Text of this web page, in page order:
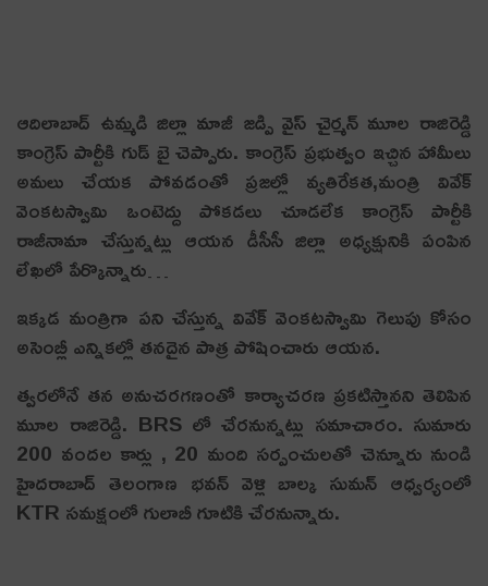
ఆదిలాబాద్ ఉమ్మడి జిల్లా మాజీ జడ్పి వైస్ చైర్మన్ మూల రాజిరెడ్డి
కాంగ్రెస్ పార్టీకి గుడ్ బై చెప్పారు. కాంగ్రెస్ ప్రభుత్వం ఇచ్చిన హామీలు
అమలు చేయక పోవడంతో ప్రజల్లో వ్యతిరేకత,మంత్రి వివేక్
వెంకటస్వామి ఒంటెద్దు పోకడలు చూడలేక కాంగ్రెస్ పార్టీకి
రాజీనామా చేస్తున్నట్లు ఆయన డీసీసీ జిల్లా అధ్యక్షునికి పంపిన
లేఖలో పేర్కొన్నారు…
ఇక్కడ మంత్రిగా పని చేస్తున్న వివేక్ వెంకటస్వామి గెలుపు కోసం
అసెంబ్లీ ఎన్నికల్లో తనదైన పాత్ర పోషించారు ఆయన.
త్వరలోనే తన అనుచరగణంతో కార్యాచరణ ప్రకటిస్తానని తెలిపిన
మూల రాజిరెడ్డి. BRS లో చేరనున్నట్లు సమాచారం. సుమారు
200 వందల కార్లు , 20 మంది సర్పంచులతో చెన్నూరు నుండి
హైదరాబాద్ తెలంగాణ భవన్ వెళ్లి బాల్క సుమన్ ఆధ్వర్యంలో
KTR సమక్షంలో గులాబీ గూటికి చేరనున్నారు.